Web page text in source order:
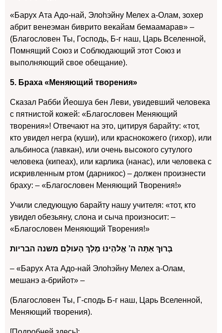
«Барух Ата Адо-най, Элоhэйну Мелех а-Олам, зохер
абрит венеэман биврито векайам бемаамарав» –
(Благословен Ты, Господь, Б-г наш, Царь Вселенной,
Помнящий Союз и Соблюдающий этот Союз и
выполняющий свое обещание).
5. Браха «Меняющий творения»
Сказал Рабби Йеошуа бен Леви, увидевший человека
с пятнистой кожей: «Благословен Меняющий
творения»! Отвечают на это, цитируя барайту: «тот,
кто увидел негра (куши), или краснокожего (гихор), или
альбиноса (лавкан), или очень высокого сутулого
человека (кипеах), или карлика (нанас), или человека с
искривленным ртом (дарникос) – должен произнести
браху: – «Благословен Меняющий Творения!»
Учили следующую барайту нашу учителя: «тот, кто
увидел обезьяну, слона и сыча произносит: –
«Благословен Меняющий Творения!»
בָּרוּךְ אַתָּה ה’ אֱלהֵינוּ מֶלֶךְ הָעולָם משנה הבריות
– «Барух Ата Адо-най Элоhэйну Мелех а-Олам,
мешанэ а-брийот» –
(Благословен Ты, Г-сподь Б-г наш, Царь Вселенной,
Меняющий творения).